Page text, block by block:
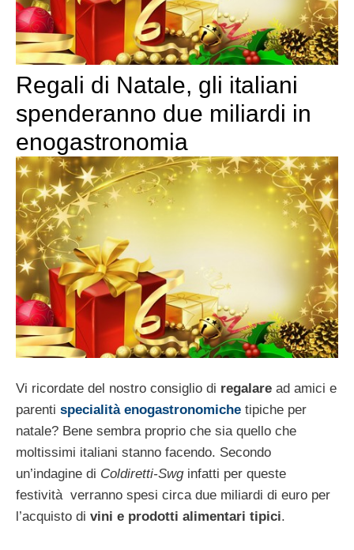
Regali di Natale, gli italiani
spenderanno due miliardi in
enogastronomia
Vi ricordate del nostro consiglio di regalare ad amici e
parenti specialità enogastronomiche tipiche per
natale? Bene sembra proprio che sia quello che
moltissimi italiani stanno facendo. Secondo
un’indagine di Coldiretti-Swginfatti per queste
festività verranno spesi circa due miliardi di euro per
l’acquisto di vini e prodotti alimentari tipici.